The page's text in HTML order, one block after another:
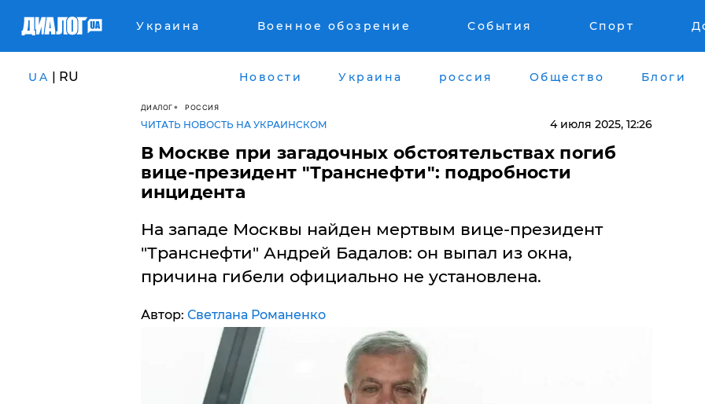
Украина Военное обозрение События Спорт
UA | RU Новости Украина россия Общество Блоги
ДИАЛОГ РОССИЯ
ЧИТАТЬ НОВОСТЬ НА УКРАИНСКОМ 4 июля 2025, 12:26
В Москве при загадочных обстоятельствах погиб
вице-президент "Транснефти": подробности
инцидента
На западе Москвы найден мертвым вице-президент
"Транснефти" Андрей Бадалов: он выпал из окна,
причина гибели официально не установлена.
Автор: Светлана Романенко